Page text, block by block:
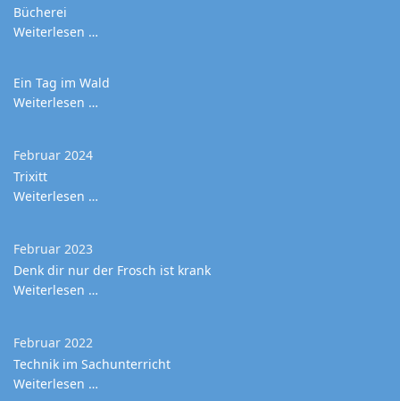
Bücherei
Weiterlesen …
Ein Tag im Wald
Weiterlesen …
Februar 2024
Trixitt
Weiterlesen …
Februar 2023
Denk dir nur der Frosch ist krank
Weiterlesen …
Februar 2022
Technik im Sachunterricht
Weiterlesen …